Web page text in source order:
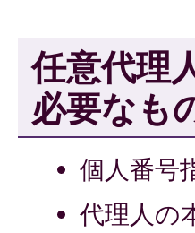
任意代理
必要なも
個人番号
代理人の